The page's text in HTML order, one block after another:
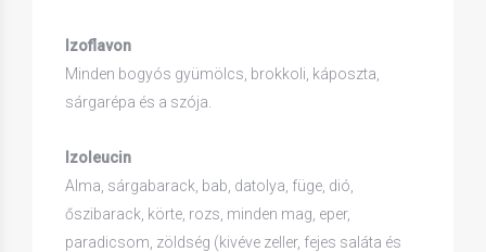
Izoflavon
Minden bogyós gyümölcs, brokkoli, káposzta,
sárgarépa és a szója.
Izoleucin
Alma, sárgabarack, bab, datolya, füge, dió,
őszibarack, körte, rozs, minden mag, eper,
paradicsom, zöldség (kivéve zeller, fejes saláta és